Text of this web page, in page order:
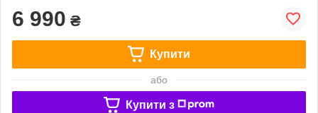
6 990 ₴
Купити
або
Купити з